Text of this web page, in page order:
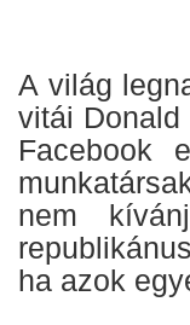
A világ
vitái
Facebook
nem
ha azok